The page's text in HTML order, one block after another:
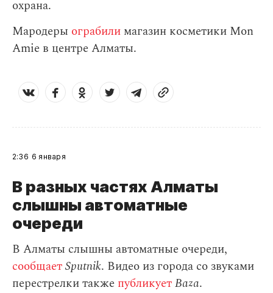
охрана.
Мародеры ограбили магазин косметики Mon
Amie в центре Алматы.
2:36 6 января
В разных частях Алматы
слышны автоматные
очереди
В Алматы слышны автоматные очереди,
сообщаетSputnik. Видео из города со звуками
перестрелки также публикуетBaza.